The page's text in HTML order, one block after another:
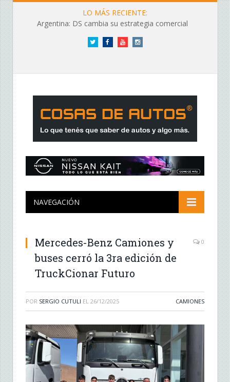
LO MÁS RECIENTE:
Argentina: DS cambia su estrategia comercial
Twitter FacebookYouTubeInstagram
NAVEGACIÓN
Mercedes-Benz Camiones y
buses cerró la 3ra edición de
TruckCionar Futuro
0
POR SERGIO CUTULI EL 26/12/2025 CAMIONES